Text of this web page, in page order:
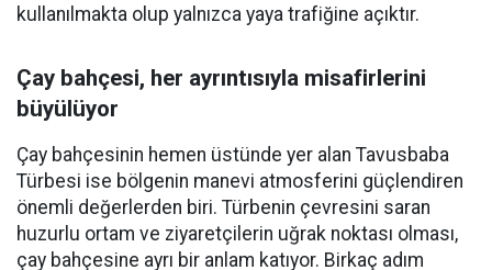
kullanılmakta olup yalnızca yaya trafiğine açıktır.
Çay bahçesi, her ayrıntısıyla misafirlerini
büyülüyor
Çay bahçesinin hemen üstünde yer alan Tavusbaba
Türbesi ise bölgenin manevi atmosferini güçlendiren
önemli değerlerden biri. Türbenin çevresini saran
huzurlu ortam ve ziyaretçilerin uğrak noktası olması,
çay bahçesine ayrı bir anlam katıyor. Birkaç adım